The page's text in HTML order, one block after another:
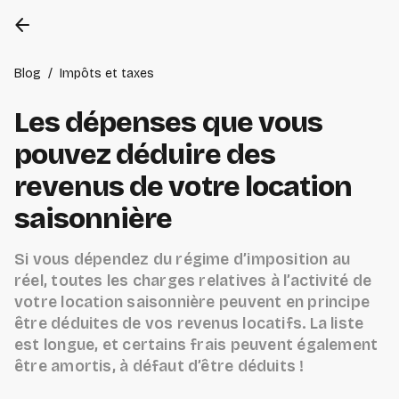
arrow_back
Blog / Impôts et taxes
Les dépenses que vous
pouvez déduire des
revenus de votre location
saisonnière
Si vous dépendez du régime d’imposition au
réel, toutes les charges relatives à l’activité de
votre location saisonnière peuvent en principe
être déduites de vos revenus locatifs. La liste
est longue, et certains frais peuvent également
être amortis, à défaut d’être déduits !